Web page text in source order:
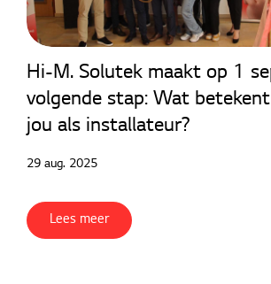
Hi-M. Solutek maakt op 1
volgende stap: Wat
jou als installateur?
29 aug. 2025
Lees meer